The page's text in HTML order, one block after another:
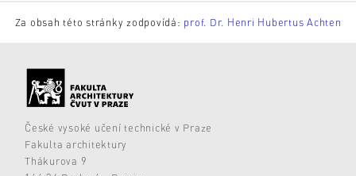
Za obsah této stránky zodpovídá: prof. Dr. Henri Hubertus Achten
České vysoké učení technické v Praze
Fakulta architektury
Thákurova 9